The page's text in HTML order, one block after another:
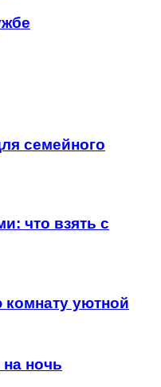
семейного
что взять с
комнату уютной
ночь